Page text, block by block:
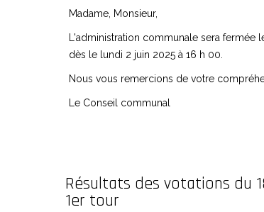
Madame, Monsieur,
L'administration communale sera
dès le lundi 2 juin 2025 à 16 h 00.
Nous vous remercions de votre
Le Conseil communal
Résultats des votations du
1er tour